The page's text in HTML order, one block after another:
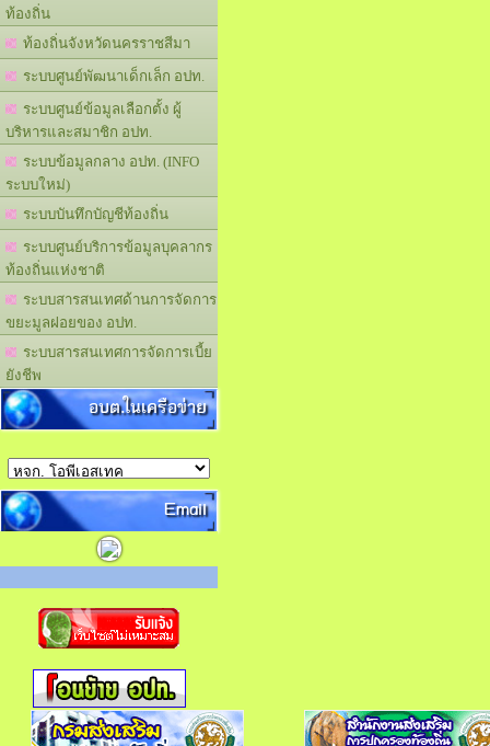
ท้องถิ่น
ท้องถิ่นจังหวัดนครราชสีมา
ระบบศูนย์พัฒนาเด็กเล็ก อปท.
ระบบศูนย์ข้อมูลเลือกตั้ง ผู้
บริหารและสมาชิก อปท.
ระบบข้อมูลกลาง อปท. (INFO
ระบบใหม่)
ระบบบันทึกบัญชีท้องถิ่น
ระบบศูนย์บริการข้อมูลบุคลากร
ท้องถิ่นแห่งชาติ
ระบบสารสนเทศด้านการจัดการ
ขยะมูลฝอยของ อปท.
ระบบสารสนเทศการจัดการเบี้ย
ยังชีพ
อบต.ในเครือข่าย
Email